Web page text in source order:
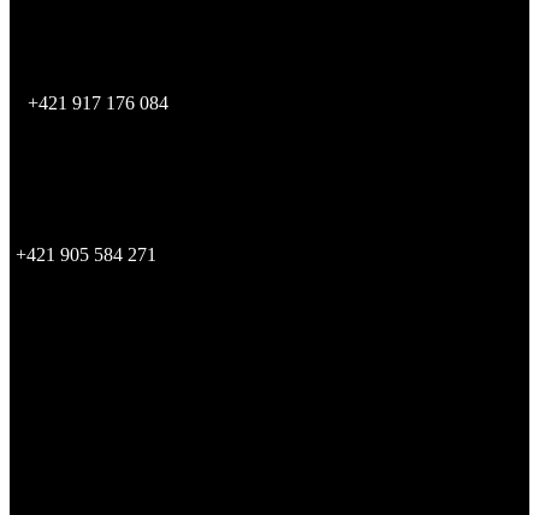
+421 917 176 084
+421 905 584 271